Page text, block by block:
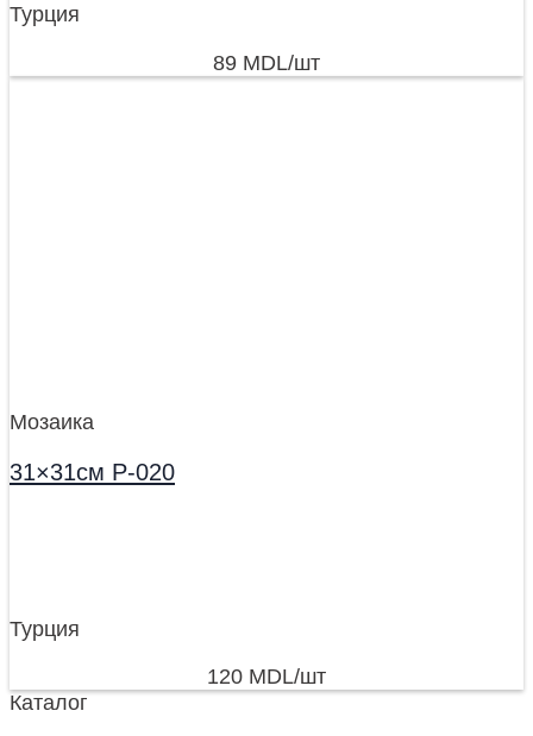
Турция
89 MDL/шт
Мозаика
31×31см P-020
Турция
120 MDL/шт
Каталог